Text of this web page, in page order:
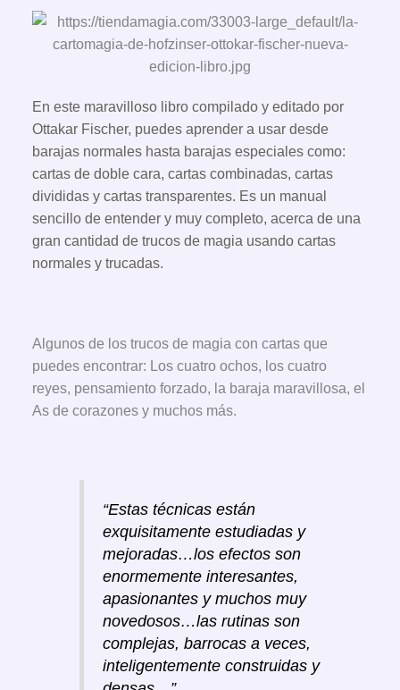
En este maravilloso libro compilado y editado por
Ottakar Fischer, puedes aprender a usar desde
barajas normales hasta barajas especiales como:
cartas de doble cara, cartas combinadas, cartas
divididas y cartas transparentes. Es un manual
sencillo de entender y muy completo, acerca de una
gran cantidad de trucos de magia usando cartas
normales y trucadas.
Algunos de los trucos de magia con cartas que
puedes encontrar: Los cuatro ochos, los cuatro
reyes, pensamiento forzado, la baraja maravillosa, el
As de corazones y muchos más.
“Estas técnicas están
exquisitamente estudiadas y
mejoradas…los efectos son
enormemente interesantes,
apasionantes y muchos muy
novedosos…las rutinas son
complejas, barrocas a veces,
inteligentemente construidas y